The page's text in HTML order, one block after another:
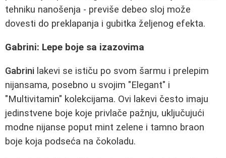
tehniku nanošenja - previše debeo sloj može
dovesti do preklapanja i gubitka željenog efekta.
Gabrini: Lepе boje sa izazovima
Gabrini lakevi se ističu po svom šarmu i prelepim
nijansama, posebno u svojim "Elegant" i
"Multivitamin" kolekcijama. Ovi lakevi često imaju
jedinstvene boje koje privlače pažnju, uključujući
modne nijanse poput mint zelene i tamno braon
boje koja podseća na čokoladu.